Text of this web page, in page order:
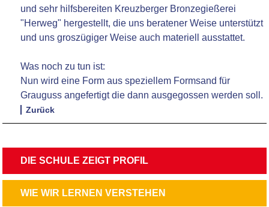
und sehr hilfsbereiten Kreuzberger Bronzegießerei
"Herweg" hergestellt, die uns beratener Weise unterstützt
und uns groszügiger Weise auch materiell ausstattet.
Was noch zu tun ist:
Nun wird eine Form aus speziellem Formsand für
Grauguss angefertigt die dann ausgegossen werden soll.
Zurück
NAVIGATION
ÜBERSPRINGEN
DIE SCHULE ZEIGT PROFIL
NAVIGATION
WIE WIR LERNEN VERSTEHEN